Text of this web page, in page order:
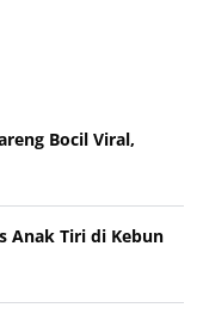
Bocil Viral,
Anak Tiri di Kebun